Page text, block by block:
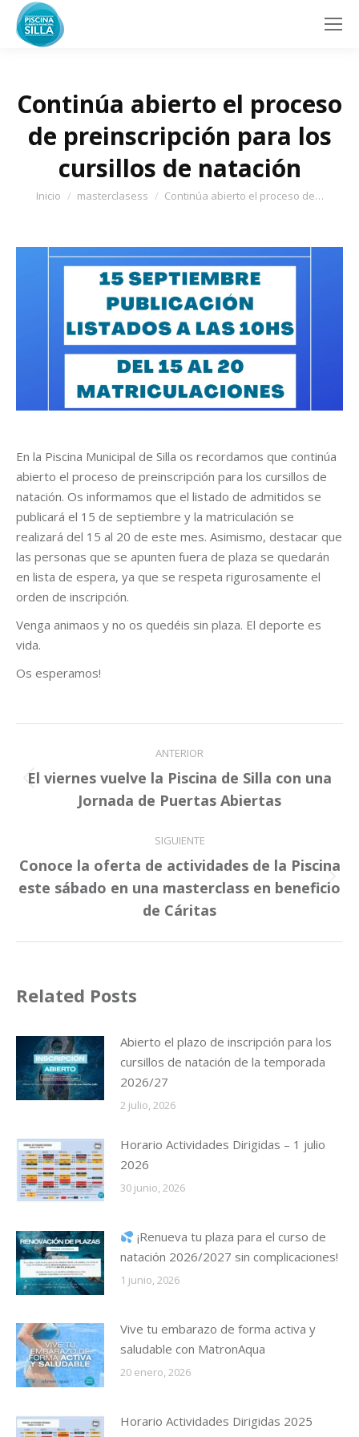
Continúa abierto el proceso
de preinscripción para los
cursillos de natación
Estás aquí:
Inicio masterclasess Continúa abierto el proceso de…
En la Piscina Municipal de Silla os recordamos que continúa
abierto el proceso de preinscripción para los cursillos de
natación. Os informamos que el listado de admitidos se
publicará el 15 de septiembre y la matriculación se
realizará del 15 al 20 de este mes. Asimismo, destacar que
las personas que se apunten fuera de plaza se quedarán
en lista de espera, ya que se respeta rigurosamente el
orden de inscripción.
Venga animaos y no os quedéis sin plaza. El deporte es
vida.
Os esperamos!
entre
publicaciones
ANTERIOR
Publicación
anterior:
El viernes vuelve la Piscina de Silla con una
Jornada de Puertas Abiertas
SIGUIENTE
Publicación
siguiente:
Conoce la oferta de actividades de la Piscina
este sábado en una masterclass en beneficio
de Cáritas
Related Posts
Abierto el plazo de inscripción para los
cursillos de natación de la temporada
2026/27
2 julio, 2026
Horario Actividades Dirigidas – 1 julio
2026
30 junio, 2026
¡Renueva tu plaza para el curso de
natación 2026/2027 sin complicaciones!
1 junio, 2026
Vive tu embarazo de forma activa y
saludable con MatronAqua
20 enero, 2026
Horario Actividades Dirigidas 2025